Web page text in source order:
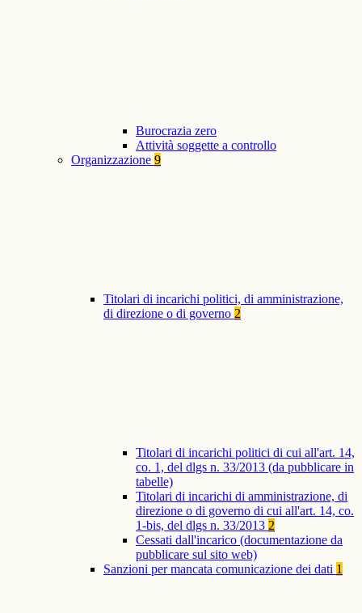
Burocrazia zero
Attività soggette a controllo
Organizzazione 9
Titolari di incarichi politici, di amministrazione,
di direzione o di governo 2
Titolari di incarichi politici di cui all'art. 14,
co. 1, del dlgs n. 33/2013 (da pubblicare in
tabelle)
Titolari di incarichi di amministrazione, di
direzione o di governo di cui all'art. 14, co.
1-bis, del dlgs n. 33/2013 2
Cessati dall'incarico (documentazione da
pubblicare sul sito web)
Sanzioni per mancata comunicazione dei dati 1